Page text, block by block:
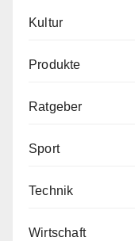
Kultur
Produkte
Ratgeber
Sport
Technik
Wirtschaft